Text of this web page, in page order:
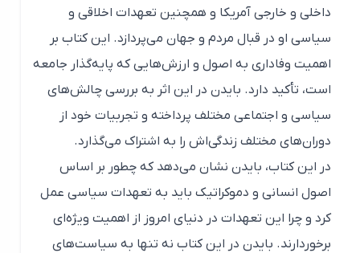
داخلی و خارجی آمریکا و همچنین تعهدات اخلاقی و
سیاسی او در قبال مردم و جهان می‌پردازد. این کتاب بر
اهمیت وفاداری به اصول و ارزش‌هایی که پایه‌گذار جامعه
است، تأکید دارد. بایدن در این اثر به بررسی چالش‌های
سیاسی و اجتماعی مختلف پرداخته و تجربیات خود از
دوران‌های مختلف زندگی‌اش را به اشتراک می‌گذارد.
در این کتاب، بایدن نشان می‌دهد که چطور بر اساس
اصول انسانی و دموکراتیک باید به تعهدات سیاسی عمل
کرد و چرا این تعهدات در دنیای امروز از اهمیت ویژه‌ای
برخوردارند. بایدن در این کتاب نه تنها به سیاست‌های